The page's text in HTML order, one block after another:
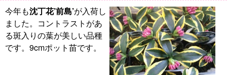
今年も沈丁花’前島’が入荷し
ました。コントラストがあ
る斑入りの葉が美しい品種
です。9cmポット苗です。